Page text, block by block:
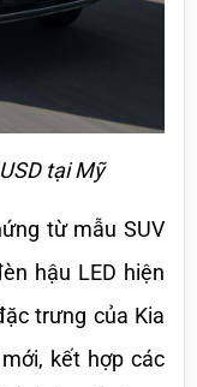
tại Mỹ
từ mẫu SUV
hậu LED hiện
trưng của Kia
kết hợp các